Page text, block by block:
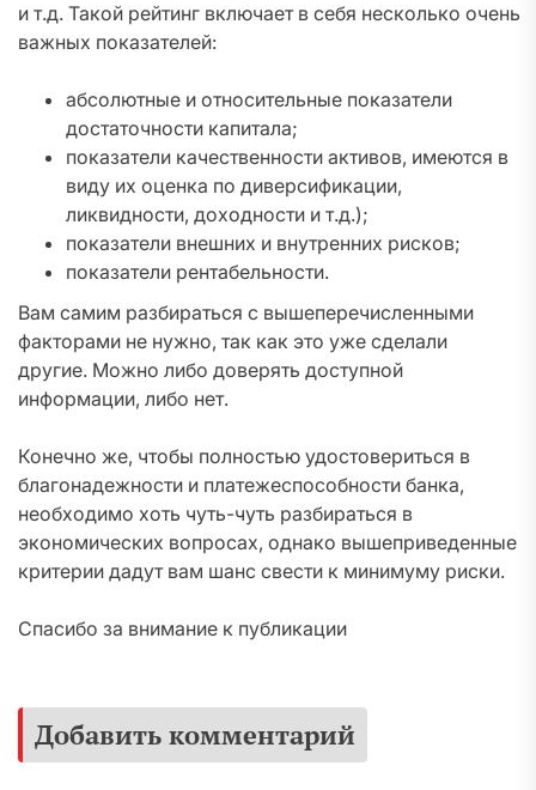
и т.д. Такой рейтинг включает в себя несколько очень
важных показателей:
абсолютные и относительные показатели
достаточности капитала;
показатели качественности активов, имеются в
виду их оценка по диверсификации,
ликвидности, доходности и т.д.);
показатели внешних и внутренних рисков;
показатели рентабельности.
Вам самим разбираться с вышеперечисленными
факторами не нужно, так как это уже сделали
другие. Можно либо доверять доступной
информации, либо нет.
Конечно же, чтобы полностью удостовериться в
благонадежности и платежеспособности банка,
необходимо хоть чуть-чуть разбираться в
экономических вопросах, однако вышеприведенные
критерии дадут вам шанс свести к минимуму риски.
Спасибо за внимание к публикации
Добавить комментарий